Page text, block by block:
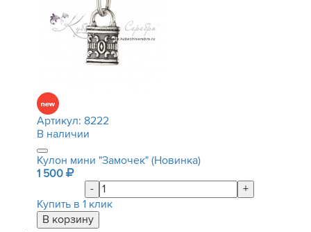
Артикул: 8222
В наличии
Кулон мини "Замочек" (Новинка)
1 500
-
+
Купить в 1 клик